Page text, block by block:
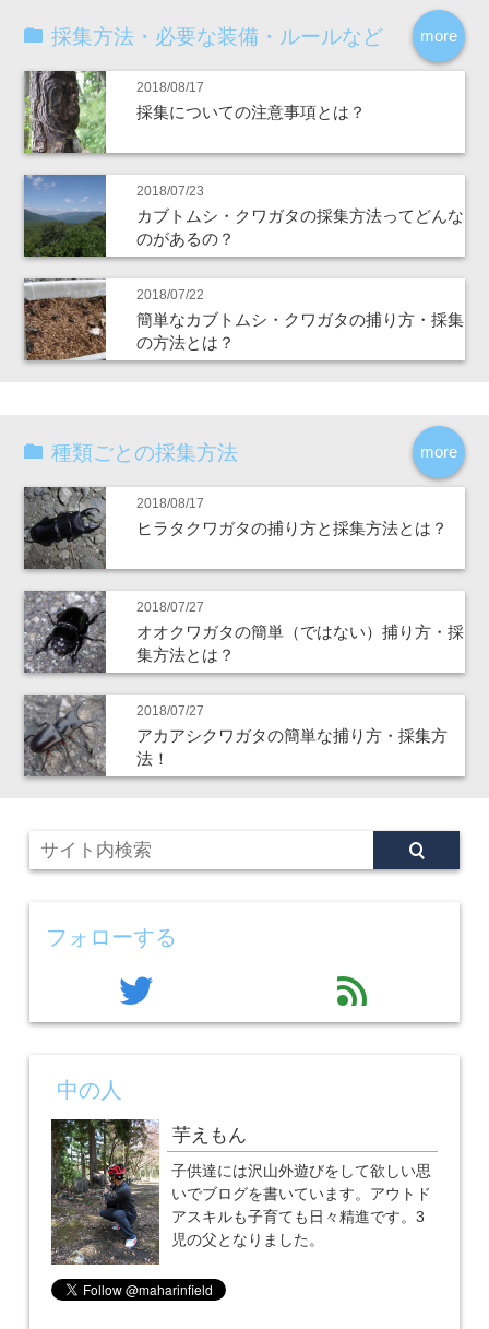
more
採集方法・必要な装備・ルールなど
2018/08/17
採集についての注意事項とは？
2018/07/23
カブトムシ・クワガタの採集方法ってどんな
のがあるの？
2018/07/22
簡単なカブトムシ・クワガタの捕り方・採集
の方法とは？
more
種類ごとの採集方法
2018/08/17
ヒラタクワガタの捕り方と採集方法とは？
2018/07/27
オオクワガタの簡単（ではない）捕り方・採
集方法とは？
2018/07/27
アカアシクワガタの簡単な捕り方・採集方
法！
フォローする
twitter feed
中の人
芋えもん
子供達には沢山外遊びをして欲しい思
いでブログを書いています。アウトド
アスキルも子育ても日々精進です。3
児の父となりました。